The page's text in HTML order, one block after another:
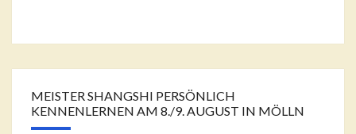
MEISTER SHANGSHI PERSÖNLICH
KENNENLERNEN AM 8./9. AUGUST IN MÖLLN